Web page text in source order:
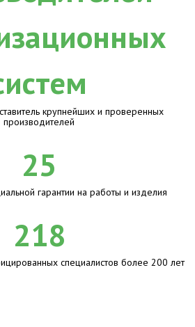
крупнейших и проверенных
производителей
25
гарантии на работы и изделия
218
специалистов более 200 лет